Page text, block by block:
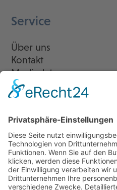
Service
Über uns
Kontakt
Mediadaten
Newsletter
LogIn
Legal
Impressum
Datenschutzerklärung
Cookie-Einstellungen